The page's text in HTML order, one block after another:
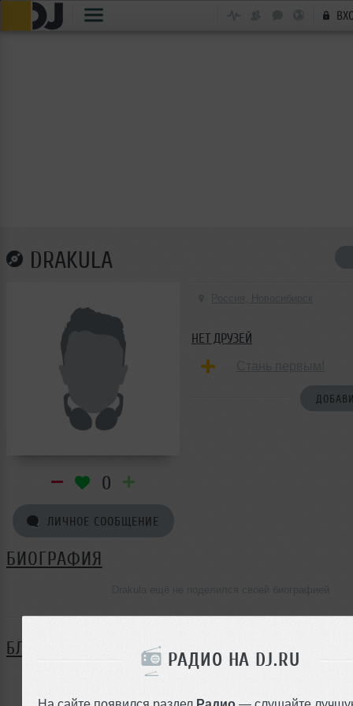
РАДИО НА DJ.RU
На сайте появился раздел Радио — слушайте
DRAKULA
0
ЛИЧНОЕ СООБЩЕНИЕ
НЕТ ДРУЗЕЙ
БИОГРАФИЯ
БЛОГ